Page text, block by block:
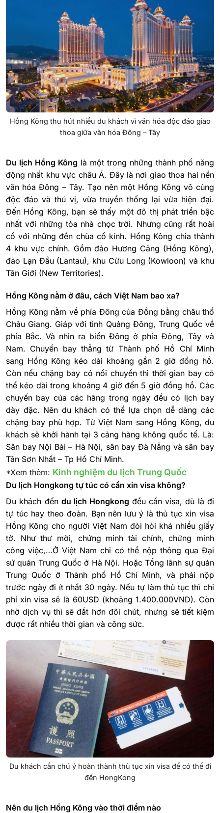
Hồng Kông thu hút nhiều du khách vì văn hóa độc đáo giao
thoa giữa văn hóa Đông – Tây
Du lịch Hồng Kông là một trong những thành phố năng
động nhất khu vực châu Á. Đây là nơi giao thoa hai nền
văn hóa Đông – Tây. Tạo nên một Hồng Kông vô cùng
độc đáo và thú vị, vừa truyền thống lại vừa hiện đại.
Đến Hồng Kông, bạn sẽ thấy một đô thị phát triển bậc
nhất với những tòa nhà chọc trời. Nhưng cũng rất hoài
cổ với những đền chùa cổ kính. Hồng Kông chia thành
4 khu vực chính. Gồm đảo Hương Cảng (Hồng Kông),
đảo Lạn Đầu (Lantau), khu Cửu Long (Kowloon) và khu
Tân Giới (New Territories).
Hồng Kông nằm ở đâu, cách Việt Nam bao xa?
Hồng Kông nằm về phía Đông của Đồng bằng châu thổ
Châu Giang. Giáp với tỉnh Quảng Đông, Trung Quốc về
phía Bắc. Và nhìn ra biển Đông ở phía Đông, Tây và
Nam. Chuyến bay thẳng từ Thành phố Hồ Chí Minh
sang Hồng Kông kéo dài khoảng gần 2 giờ đồng hồ.
Còn nếu chặng bay có nối chuyến thì thời gian bay có
thể kéo dài trong khoảng 4 giờ đến 5 giờ đồng hồ. Các
chuyến bay của các hãng trong ngày đều có lịch bay
dày đặc. Nên du khách có thể lựa chọn dễ dàng các
chặng bay phù hợp. Từ Việt Nam sang Hồng Kông, du
khách sẽ khởi hành tại 3 cảng hàng không quốc tế. Là:
Sân bay Nội Bài – Hà Nội, sân bay Đà Nẵng và sân bay
Tân Sơn Nhất – Tp Hồ Chí Minh.
*Xem thêm: Kinh nghiệm du lịch Trung Quốc
Du lịch Hongkong tự túc có cần xin visa không?
Du khách đến du lịch Hongkong đều cần visa, dù là đi
tự túc hay theo đoàn. Bạn nên lưu ý là thủ tục xin visa
Hồng Kông cho người Việt Nam đòi hỏi khá nhiều giấy
tờ. Như thư mời, chứng minh tài chính, chứng minh
công việc,…Ở Việt Nam chỉ có thể nộp thông qua Đại
sứ quán Trung Quốc ở Hà Nội. Hoặc Tổng lãnh sự quán
Trung Quốc ở Thành phố Hồ Chí Minh, và phải nộp
trước ngày đi ít nhất 30 ngày. Nếu tự làm thủ tục thì chi
phí xin visa sẽ là 60USD (khoảng 1.400.000VND). Còn
nhờ dịch vụ thì sẽ đắt hơn đôi chút, nhưng sẽ tiết kiệm
được rất nhiều thời gian và công sức.
Du khách cần chú ý hoàn thành thủ tục xin visa để có thể đi
đến HongKong
Nên du lịch Hồng Kông vào thời điểm nào